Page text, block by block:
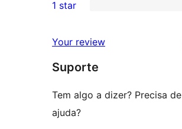
reviews
star
2-
reviews
star
reviews
1 star
Your review
Suporte
Tem algo a dizer? Precisa de
ajuda?